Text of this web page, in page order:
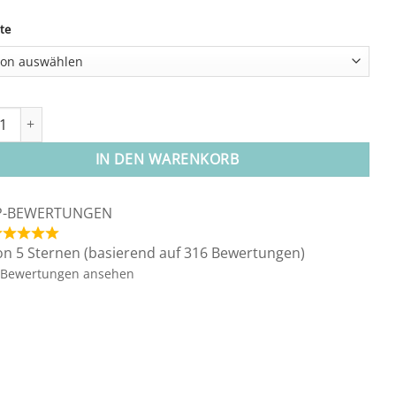
(Suncatcher) Menge
IN DEN WARENKORB
BEWERTUNGEN
5 Sternen (basierend auf 316 Bewertungen)
ansehen